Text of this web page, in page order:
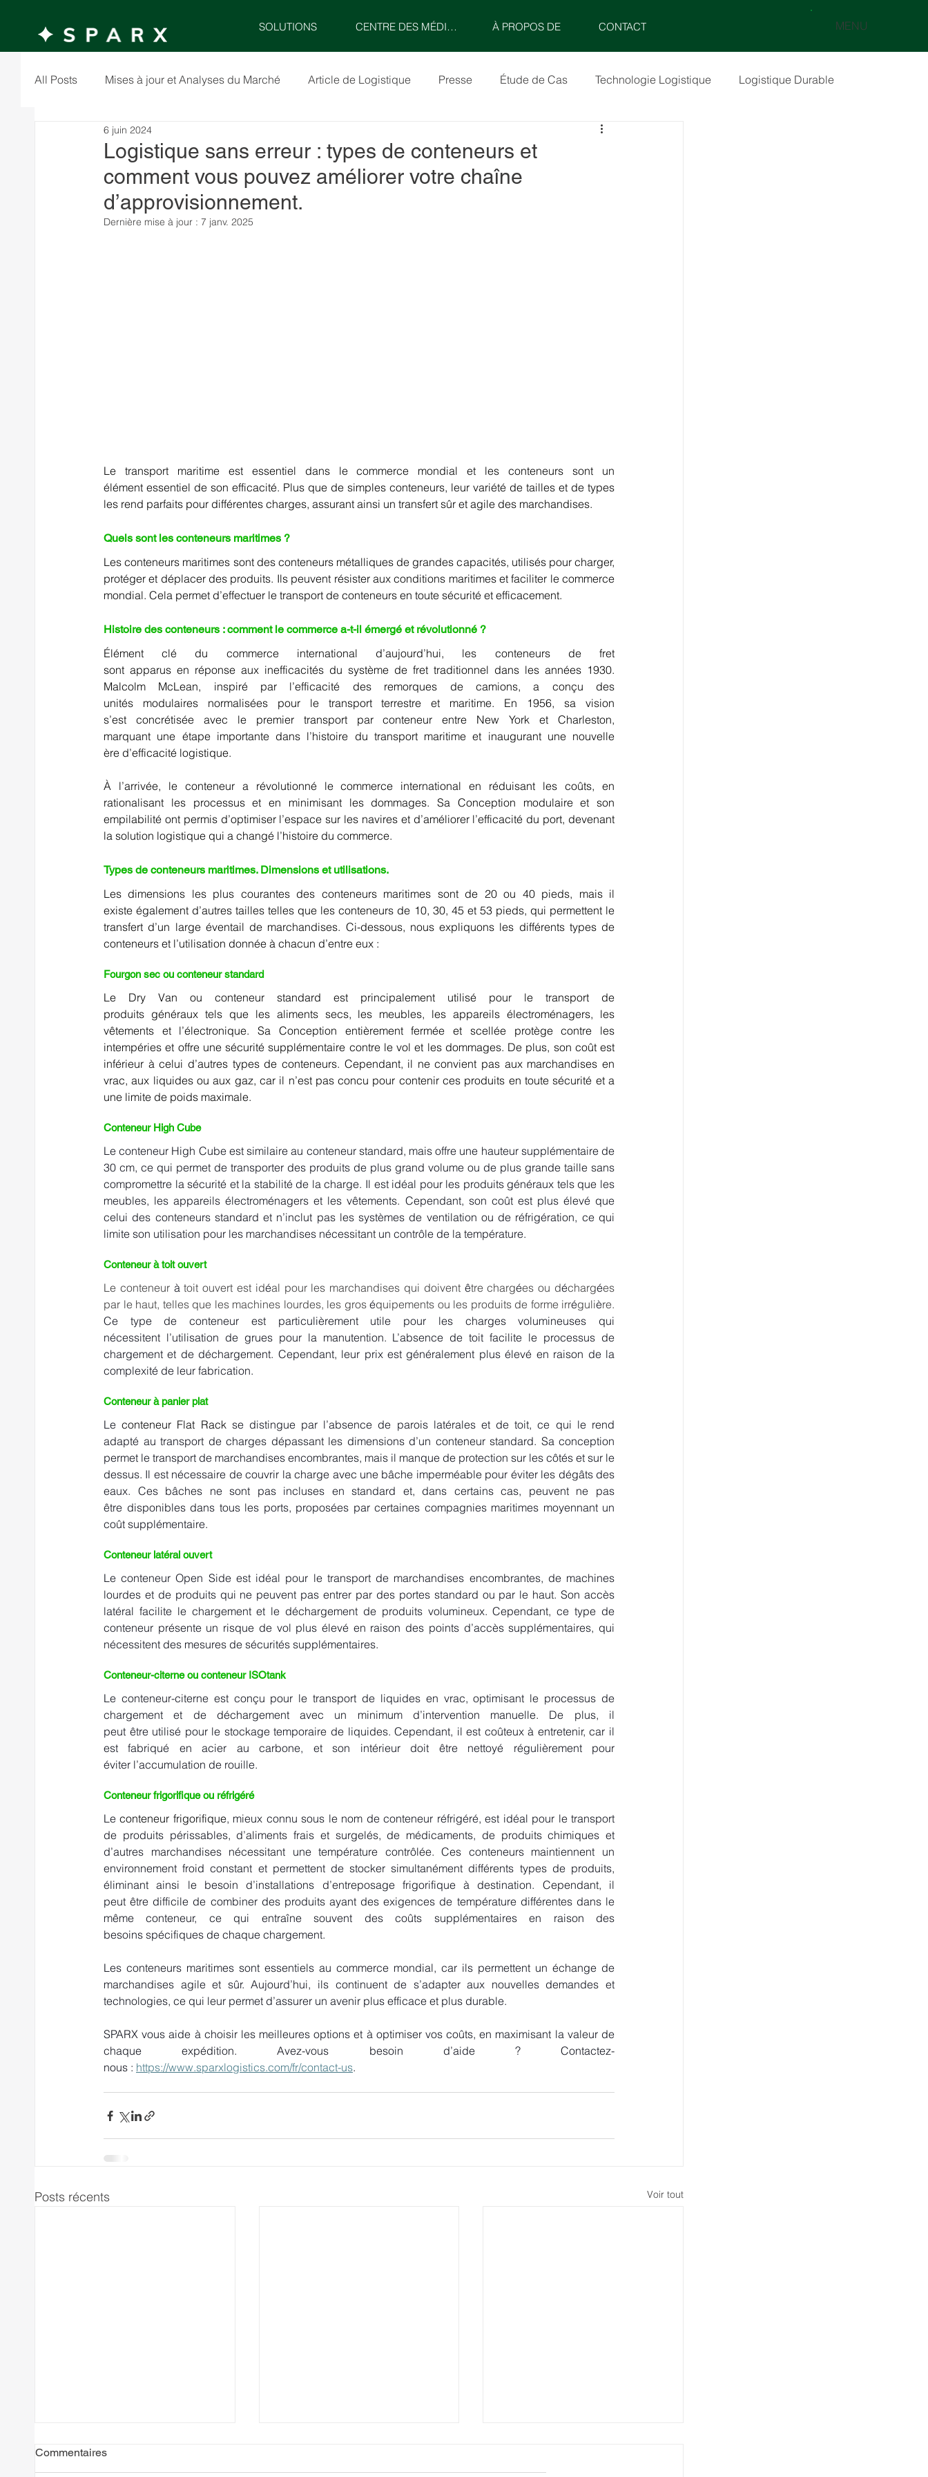
MENU
SOLUTIONS À PROPOS DE CONTACT
CENTRE DES MÉDIAS
All Posts Mises à jour et Analyses du Marché Article de Logistique Presse Étude de Cas Technologie Logistique Logistique Durable
Logistique sans erreur : types de conteneurs et
comment vous pouvez améliorer votre chaîne
d’approvisionnement.
6 juin 2024
Dernière mise à jour : 7 janv. 2025
Le transport maritime est essentiel dans le commerce mondial et les conteneurs sont un
élément essentiel de son efficacité. Plus que de simples conteneurs, leur variété de tailles et de types
les rend parfaits pour différentes charges, assurant ainsi un transfert sûr et agile des marchandises.
Quels sont les conteneurs maritimes ?
Les conteneurs maritimes sont des conteneurs métalliques de grandes capacités, utilisés pour charger,
protéger et déplacer des produits. Ils peuvent résister aux conditions maritimes et faciliter le commerce
mondial. Cela permet d’effectuer le transport de conteneurs en toute sécurité et efficacement.
Histoire des conteneurs : comment le commerce a-t-il émergé et révolutionné ?
Élément clé du commerce international d’aujourd’hui, les conteneurs de fret
Malcolm McLean, inspiré par l’efficacité des remorques de camions, a conçu des
unités modulaires normalisées pour le transport terrestre et maritime. En
1956, sa vision
s’est concrétisée avec le premier transport par conteneur entre New York et Charleston,
marquant une étape importante dans l’histoire du transport maritime et inaugurant une nouvelle
ère d’efficacité logistique.
À l’arrivée, le conteneur a révolutionné le commerce international en réduisant les coûts, en
rationalisant les processus et en minimisant les dommages. Sa Conception modulaire et son
empilabilité ont permis d’optimiser l’espace sur les navires et d’améliorer l’efficacité du port, devenant
la solution logistique qui a changé l’histoire du commerce.
Types de conteneurs maritimes. Dimensions et utilisations.
Les dimensions les plus courantes des conteneurs maritimes sont de 20 ou 40 pieds, mais il
existe également d’autres tailles telles que les conteneurs de 10, 30, 45 et 53 pieds, qui permettent le
transfert d’un large éventail de marchandises. Ci-dessous, nous expliquons les différents types de
conteneurs et l’utilisation donnée à chacun d’entre eux :
Fourgon sec ou conteneur standard
Le Dry Van ou conteneur
standard est principalement utilisé pour le transport de
produits généraux tels que les aliments secs, les meubles, les appareils électroménagers, les
vêtements et l’électronique. Sa Conception entièrement fermée et scellée protège contre les
intempéries et offre une sécurité supplémentaire contre le vol et les dommages. De plus, son coût est
inférieur à celui d’autres types de conteneurs. Cependant, il ne convient pas aux marchandises en
vrac, aux liquides ou aux gaz, car il n’est pas concu pour contenir ces produits en toute sécurité et a
une limite de poids maximale.
Conteneur High Cube
Le conteneur High Cube est similaire au conteneur standard, mais offre une hauteur supplémentaire de
30 cm, ce qui permet de transporter des produits de plus grand volume ou de plus grande taille sans
compromettre la sécurité et la stabilité de la charge. Il est idéal pour les produits généraux tels que les
meubles, les appareils électroménagers et les vêtements. Cependant, son coût est plus élevé que
celui des conteneurs standard et n’inclut pas les systèmes de ventilation ou de réfrigération, ce qui
limite son utilisation pour les marchandises nécessitant un contrôle de la température.
Conteneur à toit ouvert
Le conteneur à toit ouvert est idéal pour les marchandises qui doivent être chargées ou déchargées
par le haut, telles que les machines lourdes, les gros équipements ou les produits de forme irréguliè
Ce type de conteneur est particulièrement utile pour les charges volumineuses qui
nécessitent l’utilisation de grues pour la manutention. L’absence de toit facilite le processus de
chargement et de déchargement. Cependant, leur prix est généralement plus élevé en raison de la
complexité de leur fabrication.
Conteneur à panier plat
Le conteneur Flat Rack se distingue par l’absence de parois latérales et de toit, ce qui le rend
adapté au transport de charges dépassant les dimensions d’un conteneur standard. Sa conception
permet le transport de marchandises encombrantes, mais il manque de protection sur les côtés et sur le
dessus. Il est nécessaire de couvrir la charge avec une bâche imperméable pour éviter les dégâts des
eaux. Ces bâches ne sont pas incluses en standard et, dans certains cas, peuvent ne pas
être disponibles dans tous les ports, proposées par certaines compagnies maritimes moyennant un
coût supplémentaire.
Conteneur latéral ouvert
Le conteneur Open Side est idéal pour le transport de marchandises encombrantes, de machines
lourdes et de produits qui ne peuvent pas entrer par des portes standard ou par le haut. Son accès
latéral facilite le chargement et le déchargement de produits volumineux. Cependant, ce type de
conteneur présente un risque de vol plus élevé en raison des points d’accès supplémentaires, qui
nécessitent des mesures de sécurités supplémentaires.
Conteneur-citerne ou conteneur ISOtank
Le conteneur-citerne est conçu pour le transport de liquides en vrac, optimisant le processus de
chargement et de déchargement avec un minimum d’intervention manuelle. De plus, il
peut être utilisé pour le stockage temporaire de liquides. Cependant, il est coûteux à entretenir, car il
est fabriqué en acier au carbone, et son intérieur doit être nettoyé régulièrement pour
éviter l’accumulation de rouille.
Conteneur frigorifique ou réfrigéré
Le conteneur frigorifique, mieux connu sous le nom de conteneur réfrigéré, est idéal pour le transport
de produits périssables, d’aliments frais et surgelés, de médicaments, de produits chimiques et
d’autres marchandises nécessitant une température contrôlée. Ces conteneurs maintiennent un
environnement froid constant et permettent de stocker simultanément différents types de produits,
éliminant ainsi le besoin d’installations d’entreposage frigorifique à destination. Cependant, il
peut être difficile de combiner des produits ayant des exigences de température différentes dans le
même conteneur, ce qui entraîne souvent des coûts supplémentaires en raison des
besoins spécifiques de chaque chargement.
Les conteneurs maritimes sont essentiels au commerce mondial, car ils permettent un échange de
marchandises agile et sûr. Aujourd’hui, ils continuent de s’adapter aux nouvelles demandes et
technologies, ce qui leur permet d’assurer un avenir plus efficace et plus durable.
SPARX vous aide à choisir les meilleures options et à optimiser vos coûts, en maximisant la valeur de
chaque expédition. Avez-vous besoin d’aide ? Contactez-
nous : https://www.sparxlogistics.com/fr/contact-us.
Posts récents Voir tout
Commentaires